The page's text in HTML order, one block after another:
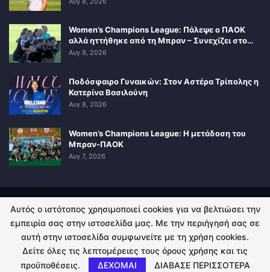
Women’s Champions League: Πάλεψε ο ΠΑΟΚ
αλλά ηττήθηκε από τη Μπραν – Συνεχίζει στο…
Αυγ 8, 2026
Ποδόσφαιρο Γυναικών: Στον Αστέρα Τρίπολης η
Κατερίνα Βασιλούνη
Αυγ 8, 2026
Women’s Champions League: Η μετάδοση του
Μπραν-ΠΑΟΚ
Αυγ 7, 2026
ΠΟΛΙΤΙΚΗ ΑΠΟΡΡΗΤΟΥ ΕΠΙΚΟΙΝΩΝΙΑ
© 2026 - Kingsport.gr. All Rights Reserved.
Αυτός ο ιστότοπος χρησιμοποιεί cookies για να βελτιώσει την
εμπειρία σας στην ιστοσελίδα μας. Με την περιήγησή σας σε
αυτή στην ιστοσελίδα συμφωνείτε με τη χρήση cookies.
Δείτε όλες τις λεπτομέρειες τους όρους χρήσης και τις
προϋποθέσεις.
ΔΕΧΟΜΑΙ ΔΙΑΒΑΣΕ ΠΕΡΙΣΣΟΤΕΡΑ